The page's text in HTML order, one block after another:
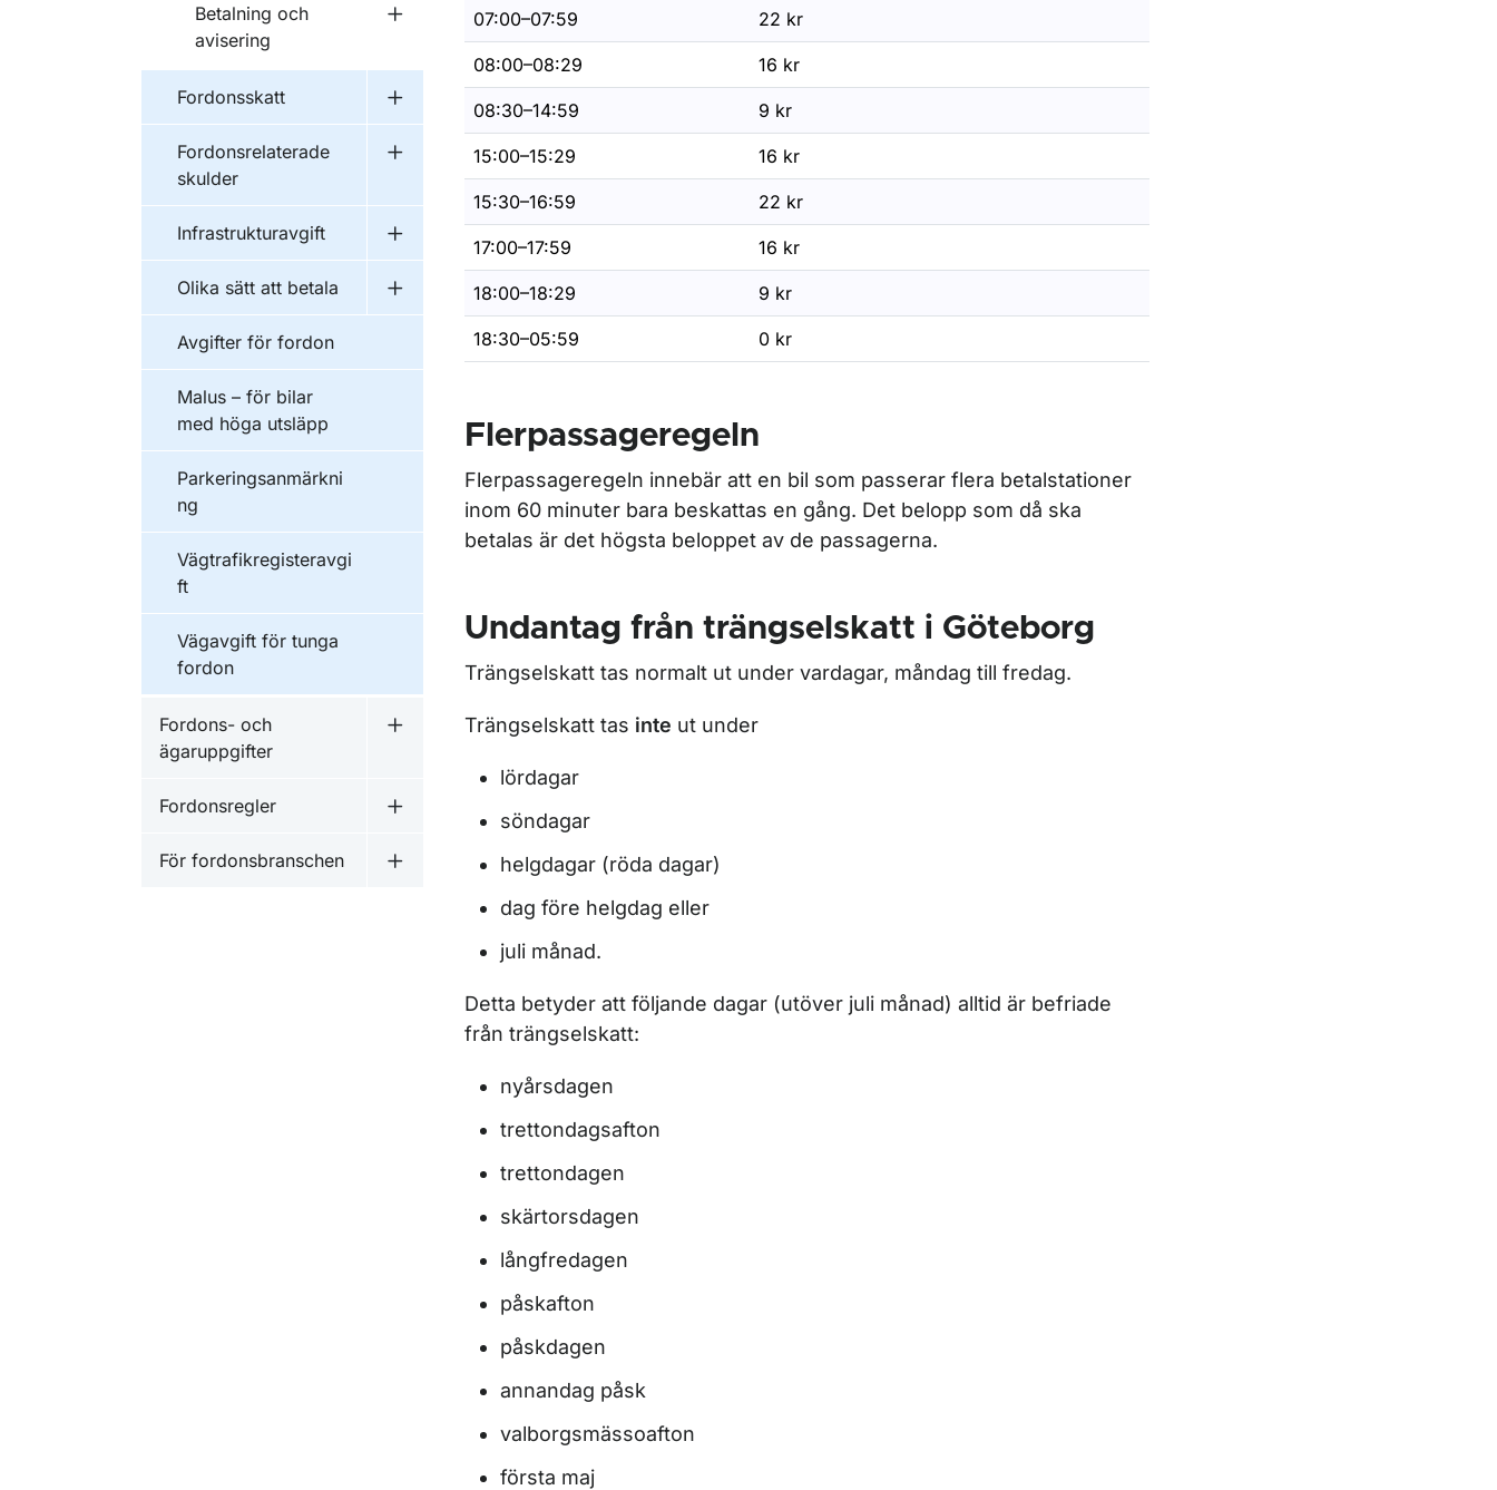
Betalning och
avisering
Undermeny för Betalning och avisering
Fordonsskatt
Undermeny för Fordonsskatt
Fordonsrelaterade
skulder
Undermeny för Fordonsrelaterade skulder
Infrastrukturavgift
Undermeny för Infrastrukturavgift
Olika sätt att betala
Undermeny för Olika sätt att betala
Avgifter för fordon
Malus – för bilar
med höga utsläpp
Parkeringsanmärkni
ng
Vägtrafikregisteravgi
ft
Vägavgift för tunga
fordon
Fordons- och
ägaruppgifter
Undermeny för Fordons- och ägaruppgifter
Fordonsregler
Undermeny för Fordonsregler
För fordonsbranschen
Undermeny för För fordonsbranschen
07:00–07:59 22 kr
08:00–08:29 16 kr
08:30–14:59 9 kr
15:00–15:29 16 kr
15:30–16:59 22 kr
17:00–17:59 16 kr
18:00–18:29 9 kr
18:30–05:59 0 kr
Flerpassageregeln
Flerpassageregeln innebär att en bil som passerar flera betalstationer
inom 60 minuter bara beskattas en gång. Det belopp som då ska
betalas är det högsta beloppet av de passagerna.
Undantag från trängselskatt i Göteborg
Trängselskatt tas normalt ut under vardagar, måndag till fredag.
Trängselskatt tas inte ut under
lördagar
söndagar
helgdagar (röda dagar)
dag före helgdag eller
juli månad.
Detta betyder att följande dagar (utöver juli månad) alltid är befriade
från trängselskatt:
nyårsdagen
trettondagsafton
trettondagen
skärtorsdagen
långfredagen
påskafton
påskdagen
annandag påsk
valborgsmässoafton
första maj